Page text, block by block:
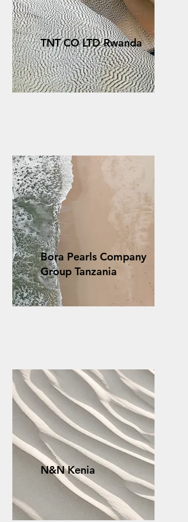
TNT CO LTD Rwanda
Bora Pearls Company
Group Tanzania
N&N Kenia